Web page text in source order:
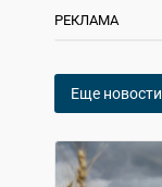
РЕКЛАМА
Еще новости